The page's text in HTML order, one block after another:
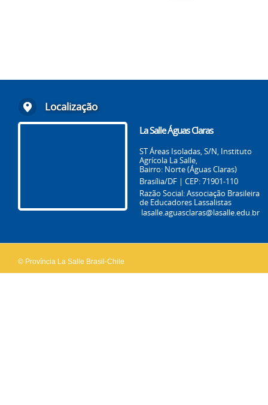
Localização
La Salle Águas Claras
ST Áreas Isoladas, S/N, Instituto
Agrícola La Salle,
Bairro: Norte (Águas Claras)
Brasília/DF | CEP: 71901-110
Razão Social: Associação Brasileira
de Educadores Lassalistas
lasalle.aguasclaras@lasalle.edu.br
© Província La Salle Brasil-Chile